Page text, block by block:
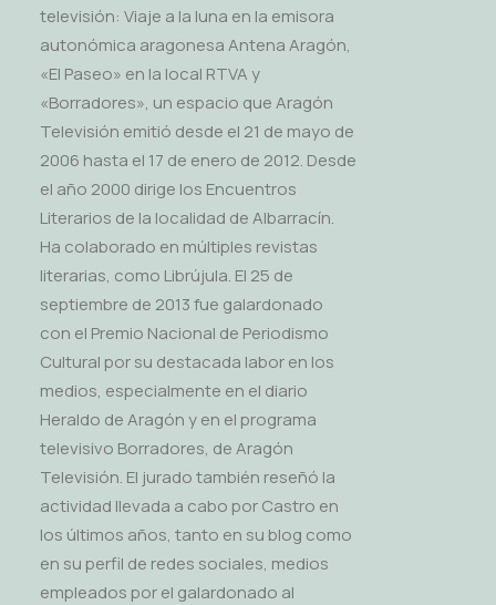
televisión: Viaje a la luna en la emisora
autonómica aragonesa Antena Aragón,
«El Paseo» en la local RTVA y
«Borradores», un espacio que Aragón
Televisión emitió desde el 21 de mayo de
2006 hasta el 17 de enero de 2012. Desde
el año 2000 dirige los Encuentros
Literarios de la localidad de Albarracín.
Ha colaborado en múltiples revistas
literarias, como Librújula. El 25 de
septiembre de 2013 fue galardonado
con el Premio Nacional de Periodismo
Cultural por su destacada labor en los
medios, especialmente en el diario
Heraldo de Aragón y en el programa
televisivo Borradores, de Aragón
Televisión. El jurado también reseñó la
actividad llevada a cabo por Castro en
los últimos años, tanto en su blog como
en su perfil de redes sociales, medios
empleados por el galardonado al